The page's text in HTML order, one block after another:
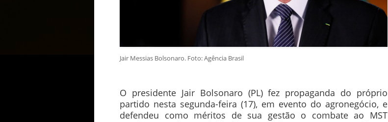
Jair Messias Bolsonaro. Foto: Agência Brasil
O presidente Jair Bolsonaro (PL) fez propaganda do próprio
partido nesta segunda-feira (17), em evento do agronegócio, e
defendeu como méritos de sua gestão o combate ao MST